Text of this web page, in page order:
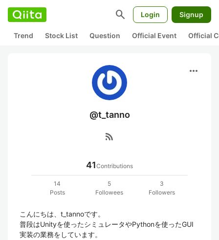
search Login Signup
Trend Stock List Question Official Event Official
more_horiz
@t_tanno
rss_feed
41Contributions
14
Posts
5
Followees
3
Followers
こんにちは、t_tannoです。
普段はUnityを使ったシミュレータやPythonを使ったGUI
実装の業務をしています。